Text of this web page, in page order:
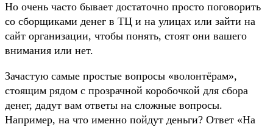
Но очень часто бывает достаточно просто поговорить
со сборщиками денег в ТЦ и на улицах или зайти на
сайт организации, чтобы понять, стоят они вашего
внимания или нет.
Зачастую самые простые вопросы «волонтёрам»,
стоящим рядом с прозрачной коробочкой для сбора
денег, дадут вам ответы на сложные вопросы.
Например, на что именно пойдут деньги? Ответ «На